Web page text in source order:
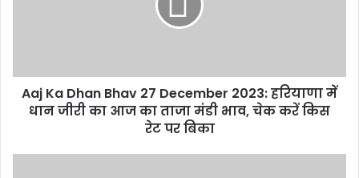
Aaj Ka Dhan Bhav 27 December 2023: हरियाणा में
धान जीरी का आज का ताजा मंडी भाव, चेक करें किस
रेट पर बिका